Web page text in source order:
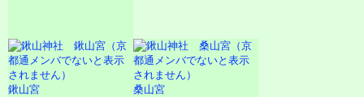
鍬山宮 桑山宮